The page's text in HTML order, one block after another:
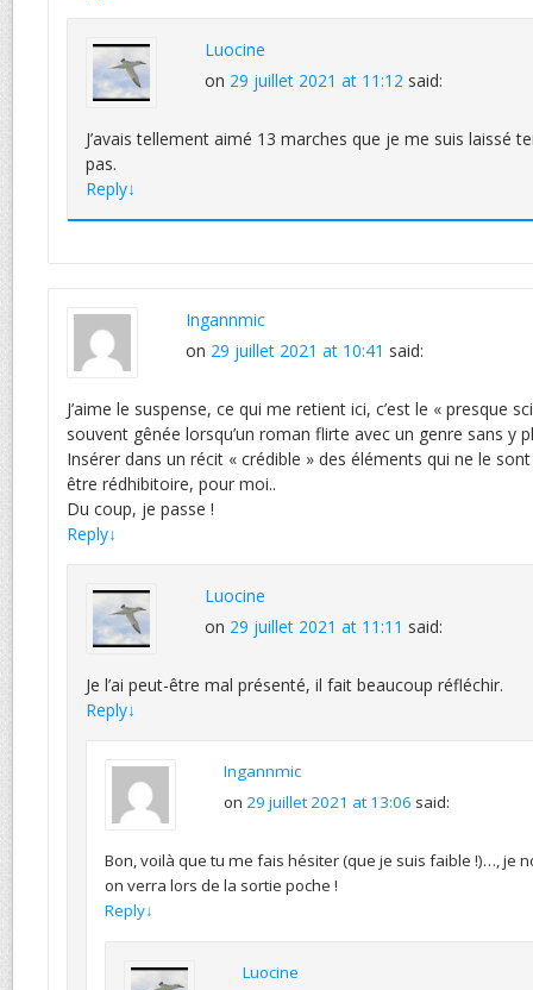
Luocine
on 29 juillet 2021 at 11:12 said:
J’avais tellement aimé 13 marches que je me suis laissé
pas.
Reply↓
Ingannmic
on 29 juillet 2021 at 10:41 said:
J’aime le suspense, ce qui me retient ici, c’est le « presque
souvent gênée lorsqu’un roman flirte avec un genre sans y
Insérer dans un récit « crédible » des éléments qui ne le
être rédhibitoire, pour moi..
Du coup, je passe !
Reply↓
Luocine
on 29 juillet 2021 at 11:11 said:
Je l’ai peut-être mal présenté, il fait beaucoup réfléchir.
Reply↓
Ingannmic
on 29 juillet 2021 at 13:06 said:
Bon, voilà que tu me fais hésiter (que je suis faible !)…, je
on verra lors de la sortie poche !
Reply↓
Luocine